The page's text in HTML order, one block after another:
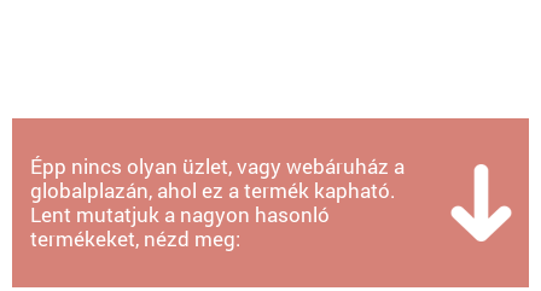
Épp nincs olyan üzlet, vagy webáruház a
globalplazán, ahol ez a termék kapható.
Lent mutatjuk a nagyon hasonló
termékeket, nézd meg: